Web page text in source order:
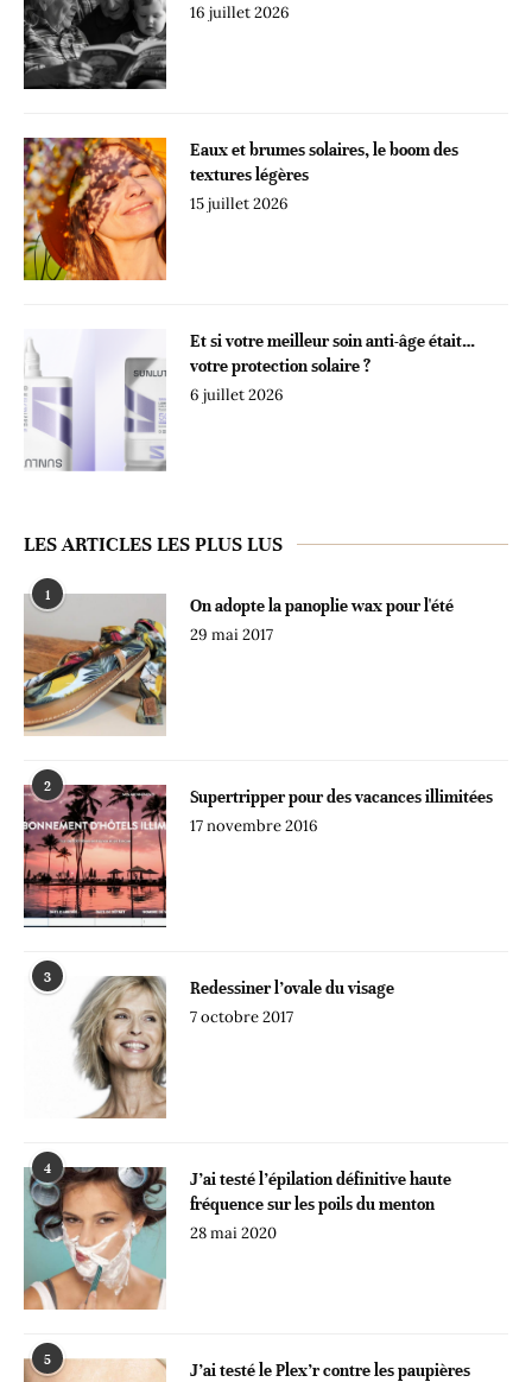
16 juillet 2026
Eaux et brumes solaires, le boom des
textures légères
15 juillet 2026
Et si votre meilleur soin anti-âge était…
votre protection solaire ?
6 juillet 2026
LES ARTICLES LES PLUS LUS
1
On adopte la panoplie wax pour l'été
29 mai 2017
2
Supertripper pour des vacances illimitées
17 novembre 2016
3
Redessiner l’ovale du visage
7 octobre 2017
4
J’ai testé l’épilation définitive haute
fréquence sur les poils du menton
28 mai 2020
5
J’ai testé le Plex’r contre les paupières